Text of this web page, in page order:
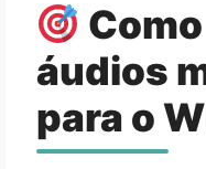
áudios
para o